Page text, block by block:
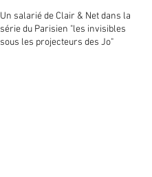
Un salarié de Clair & Net dans la
série du Parisien "les invisibles
sous les projecteurs des Jo"